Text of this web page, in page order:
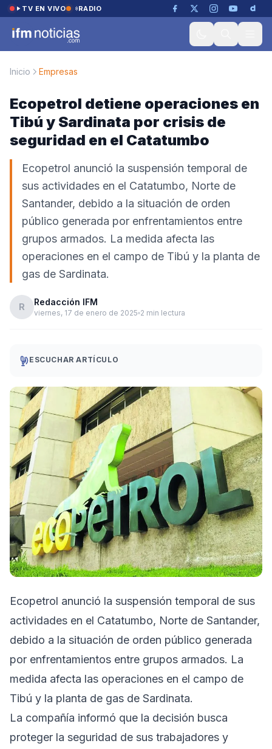
Saltar al contenido
TV EN VIVO RADIO
Inicio Empresas
Ecopetrol detiene operaciones en
Tibú y Sardinata por crisis de
seguridad en el Catatumbo
Ecopetrol anunció la suspensión temporal de
sus actividades en el Catatumbo, Norte de
Santander, debido a la situación de orden
público generada por enfrentamientos entre
grupos armados. La medida afecta las
operaciones en el campo de Tibú y la planta de
gas de Sardinata.
R Redacción IFM
viernes, 17 de enero de 2025 2 min lectura
ESCUCHAR ARTÍCULO
Ecopetrol anunció la suspensión temporal de sus
actividades en el Catatumbo, Norte de Santander,
debido a la situación de orden público generada
por enfrentamientos entre grupos armados. La
medida afecta las operaciones en el campo de
Tibú y la planta de gas de Sardinata.
La compañía informó que la decisión busca
proteger la seguridad de sus trabajadores y